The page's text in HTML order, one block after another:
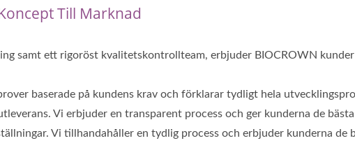
Till Marknad
samt ett rigoröst kvalitetskontrollteam, erbjuder BIOCROWN
baserade på kundens krav och förklarar tydligt hela
Vi erbjuder en transparent process och ger kunderna de
Vi tillhandahåller en tydlig process och erbjuder kunderna